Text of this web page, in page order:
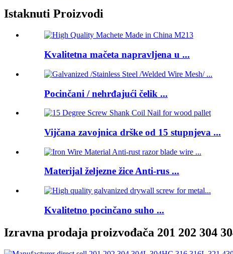
Istaknuti Proizvodi
Kvalitetna mačeta napravljena u ...
Pocinčani / nehrđajući čelik ...
Vijčana zavojnica drške od 15 stupnjeva ...
Materijal željezne žice Anti-rus ...
Kvalitetno pocinčano suho ...
Izravna prodaja proizvođača 201 202 304